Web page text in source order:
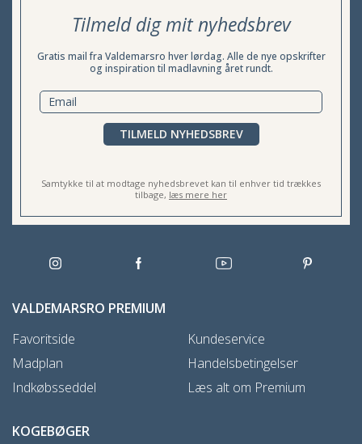
Tilmeld dig mit nyhedsbrev
Gratis mail fra Valdemarsro hver lørdag. Alle de nye opskrifter
og inspiration til madlavning året rundt.
TILMELD NYHEDSBREV
Samtykke til at modtage nyhedsbrevet kan til enhver tid trækkes
tilbage, læs mere her
VALDEMARSRO PREMIUM
Favoritside
Madplan
Indkøbsseddel
Kundeservice
Handelsbetingelser
Læs alt om Premium
KOGEBØGER